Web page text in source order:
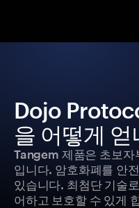
Dojo
을 어떻게 얻
Tangem 제품은 초보자
입니다. 암호화폐를 안
있습니다. 최첨단 기술
어하고 보호할 수 있게